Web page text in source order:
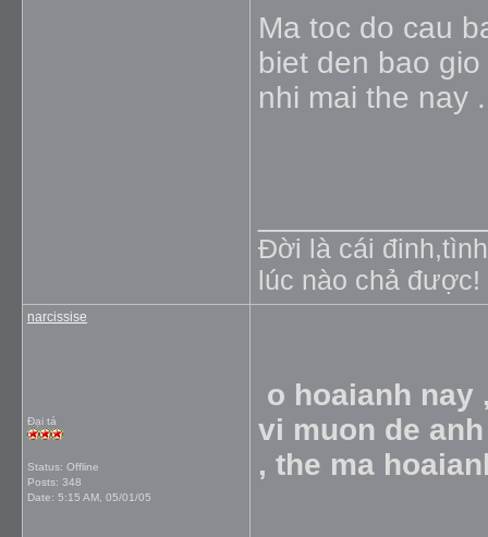
Ma toc do cau
biet den bao
nhi mai the nay
Đời là cái
lúc nào chả được!
narcissise
Đại tá
Status: Offline
Posts: 348
Date: 5:15 AM, 05/01/05
o hoaianh nay
vi muon de
, the ma